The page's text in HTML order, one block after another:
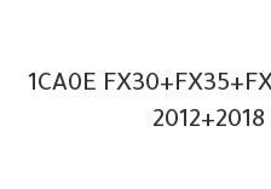
1CA0E